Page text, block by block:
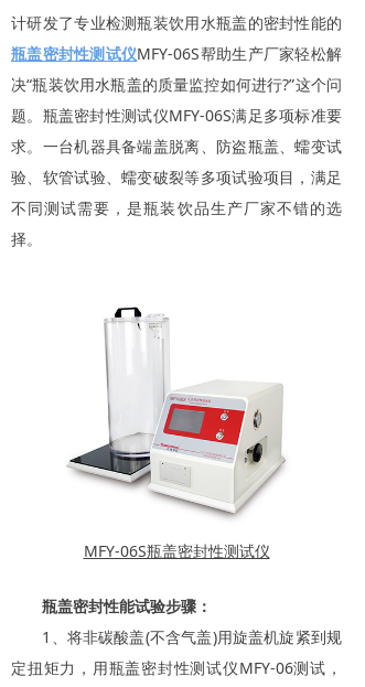
计研发了专业检测瓶装饮用水瓶盖的密封性能的
瓶盖密封性测试仪MFY-06S帮助生产厂家轻松解
决“瓶装饮用水瓶盖的质量监控如何进行?”这个问
题。瓶盖密封性测试仪MFY-06S满足多项标准要
求。一台机器具备端盖脱离、防盗瓶盖、蠕变试
验、软管试验、蠕变破裂等多项试验项目，满足
不同测试需要，是瓶装饮品生产厂家不错的选
择。
MFY-06S瓶盖密封性测试仪
瓶盖密封性能试验步骤：
1、将非碳酸盖(不含气盖)用旋盖机旋紧到规
定扭矩力，用瓶盖密封性测试仪MFY-06测试，